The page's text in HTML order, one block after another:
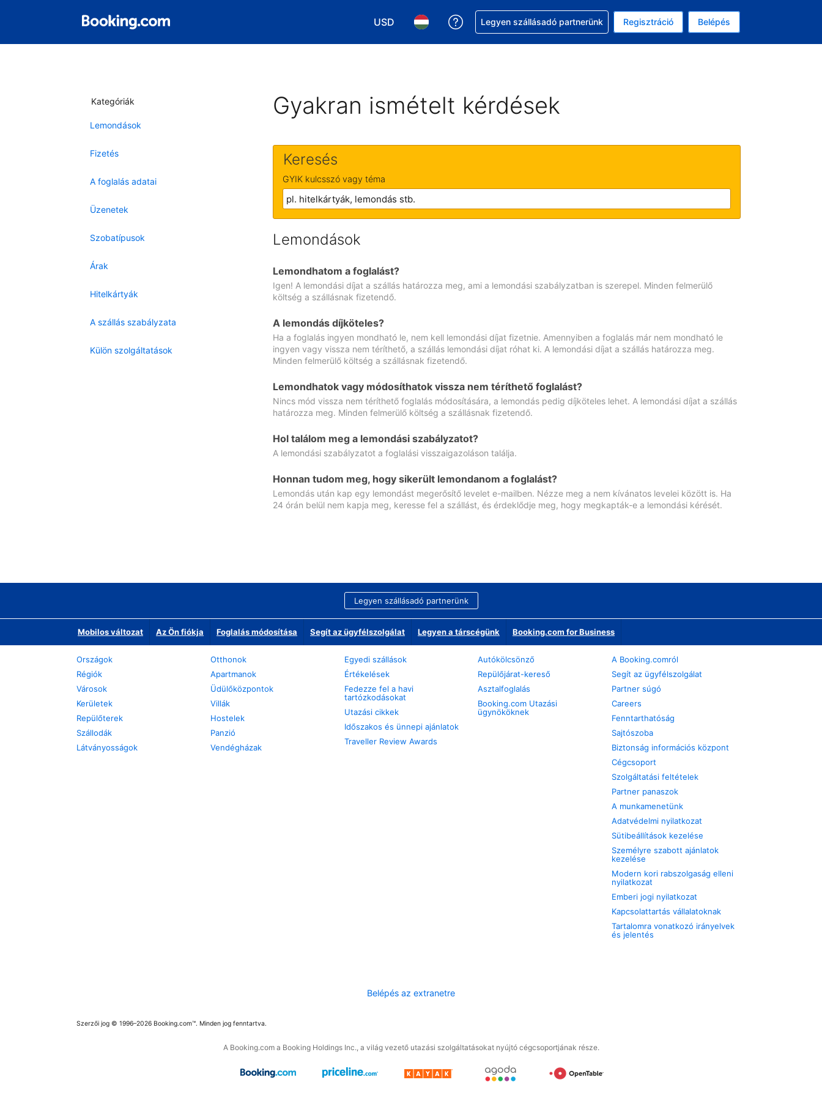
USD
Válasszon pénznemet. Jelenlegi kiválasztott pénznem: amerikai dollár
Válasszon nyelvet. Jelenleg kiválasztott nyelv: Magyar
Segítség a foglalással
Legyen szállásadó partnerünk Regisztráció Belépés
Kategóriák
Lemondások
Fizetés
A foglalás adatai
Üzenetek
Szobatípusok
Árak
Hitelkártyák
A szállás szabályzata
Külön szolgáltatások
Gyakran ismételt kérdések
Keresés
GYIK kulcsszó vagy téma
Lemondások
Lemondhatom a foglalást?
Igen! A lemondási díjat a szállás határozza meg, ami a lemondási szabályzatban is szerepel. Minden felmerülő
költség a szállásnak fizetendő.
A lemondás díjköteles?
Ha a foglalás ingyen mondható le, nem kell lemondási díjat fizetnie. Amennyiben a foglalás már nem mondható le
ingyen vagy vissza nem téríthető, a szállás lemondási díjat róhat ki. A lemondási díjat a szállás határozza meg.
Minden felmerülő költség a szállásnak fizetendő.
Lemondhatok vagy módosíthatok vissza nem téríthető foglalást?
Nincs mód vissza nem téríthető foglalás módosítására, a lemondás pedig díjköteles lehet. A lemondási díjat a szállás
határozza meg. Minden felmerülő költség a szállásnak fizetendő.
Hol találom meg a lemondási szabályzatot?
A lemondási szabályzatot a foglalási visszaigazoláson találja.
Honnan tudom meg, hogy sikerült lemondanom a foglalást?
Lemondás után kap egy lemondást megerősítő levelet e-mailben. Nézze meg a nem kívánatos levelei között is. Ha
24 órán belül nem kapja meg, keresse fel a szállást, és érdeklődje meg, hogy megkapták-e a lemondási kérését.
Legyen szállásadó partnerünk
Mobilos változat Az Ön fiókja Foglalás módosítása Segít az ügyfélszolgálat Legyen a társcégünk Booking.com for Business
Országok
Régiók
Városok
Kerületek
Repülőterek
Szállodák
Látványosságok
Otthonok
Apartmanok
Üdülőközpontok
Villák
Hostelek
Panzió
Vendégházak
Egyedi szállások
Értékelések
Fedezze fel a havi
tartózkodásokat
Utazási cikkek
Időszakos és ünnepi ajánlatok
Traveller Review Awards
Autókölcsönző
Repülőjárat-kereső
Asztalfoglalás
Booking.com Utazási
ügynököknek
A Booking.comról
Segít az ügyfélszolgálat
Partner súgó
Careers
Fenntarthatóság
Sajtószoba
Biztonság információs központ
Cégcsoport
Szolgáltatási feltételek
Partner panaszok
A munkamenetünk
Adatvédelmi nyilatkozat
Sütibeállítások kezelése
Személyre szabott ajánlatok
kezelése
Modern kori rabszolgaság elleni
nyilatkozat
Emberi jogi nyilatkozat
Kapcsolattartás vállalatoknak
Tartalomra vonatkozó irányelvek
és jelentés
Belépés az extranetre
Szerzői jog © 1996–2026 Booking.com™. Minden jog fenntartva.
A Booking.com a Booking Holdings Inc., a világ vezető utazási szolgáltatásokat nyújtó cégcsoportjának része.